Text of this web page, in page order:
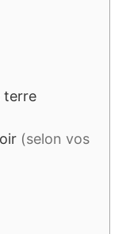
terre
(selon vos